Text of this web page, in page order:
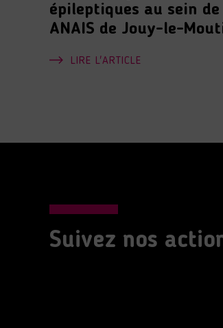
épileptiques au sein de
ANAIS de Jouy-le-
LIRE L'ARTICLE
Suivez nos